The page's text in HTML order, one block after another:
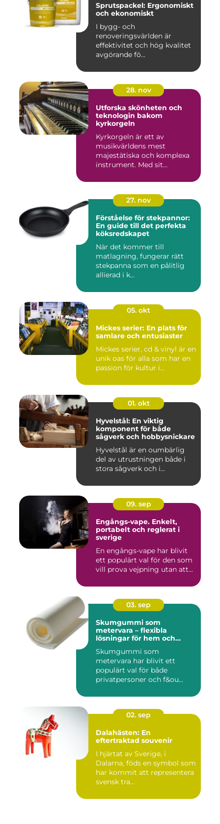
Sprutspackel: Ergonomiskt
och ekonomiskt
I bygg- och
renoveringsvärlden är
effektivitet och hög kvalitet
avgörande fö...
28. nov
Utforska skönheten och
teknologin bakom
kyrkorgeln
Kyrkorgeln är ett av
musikvärldens mest
majestätiska och komplexa
instrument. Med sit...
27. nov
Förståelse för stekpannor:
En guide till det perfekta
köksredskapet
När det kommer till
matlagning, fungerar rätt
stekpanna som en pålitlig
allierad i k...
05. okt
Mickes serier: En plats för
samlare och entusiaster
Mickes serier, cd & vinyl är en
unik oas för alla som har en
passion för kultur i...
01. okt
Hyvelstål: En viktig
komponent för både
sågverk och hobbysnickare
Hyvelstål är en oumbärlig
del av utrustningen både i
stora sågverk och i...
09. sep
Engångs-vape. Enkelt,
portabelt och reglerat i
sverige
En engångs-vape har blivit
ett populärt val för den som
vill prova vejpning utan att...
03. sep
Skumgummi som
metervara – flexibla
lösningar för hem och
Skumgummi som
metervara har blivit ett
populärt val för både
privatpersoner och f&ou...
02. sep
Dalahästen: En
eftertraktad souvenir
I hjärtat av Sverige, i
Dalarna, föds en symbol som
har kommit att representera
svensk tra...